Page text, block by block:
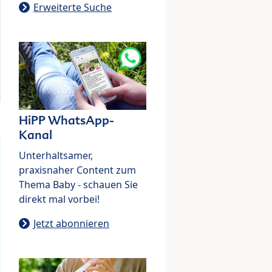
Erweiterte Suche
HiPP WhatsApp-
Kanal
Unterhaltsamer,
praxisnaher Content zum
Thema Baby - schauen Sie
direkt mal vorbei!
Jetzt abonnieren